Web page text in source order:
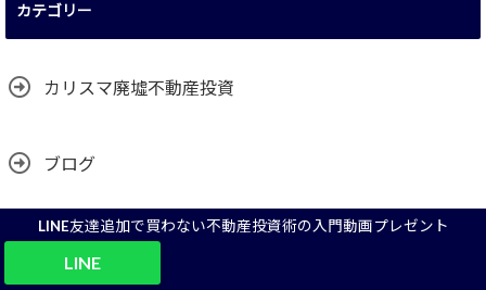
LINE友達追加で買わない不動産投資術の入門動画プレゼント
LINE
カテゴリー
カリスマ廃墟不動産投資
ブログ
リフォーム